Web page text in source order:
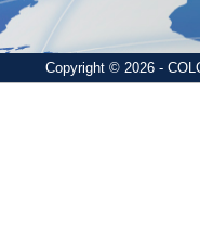
Copyright © 2026 -